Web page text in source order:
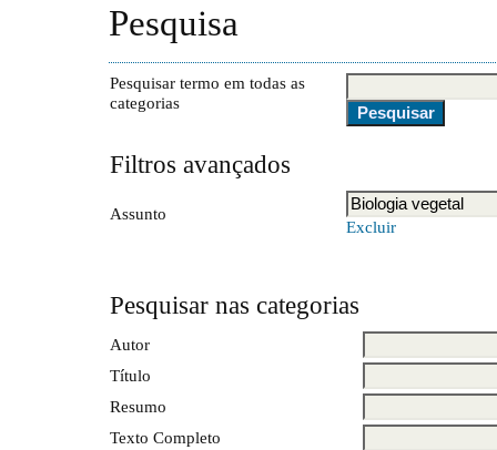
Pesquisa
Pesquisar termo em todas as
categorias
Filtros avançados
Assunto
Excluir
Pesquisar nas categorias
Autor
Título
Resumo
Texto Completo